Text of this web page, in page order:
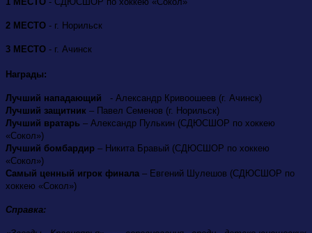
2 МЕСТО - г. Норильск
3 МЕСТО - г. Ачинск
Награды:
Лучший нападающий - Александр Кривоошеев (г. Ачинск)
Лучший защитник – Павел Семенов (г. Норильск)
Лучший вратарь – Александр Пулькин (СДЮСШОР по хоккею
«Сокол»)
Лучший бомбардир – Никита Бравый (СДЮСШОР по хоккею
«Сокол»)
Самый ценный игрок финала – Евгений Шулешов (СДЮСШОР по
хоккею «Сокол»)
Справка: